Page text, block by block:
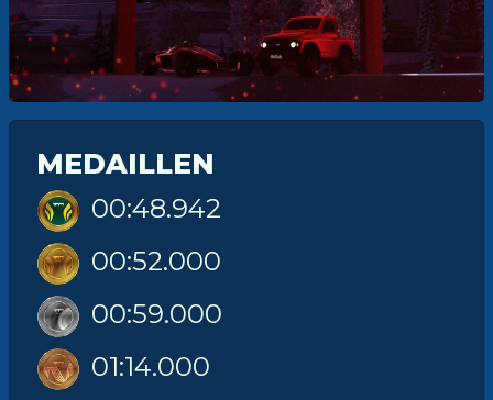
MEDAILLEN
00:48.942
00:52.000
00:59.000
01:14.000